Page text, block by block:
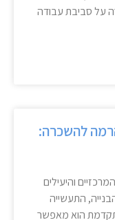
על סביבת עבודה
להשכרה:
והיעילים
התעשייה
הוא מאפשר